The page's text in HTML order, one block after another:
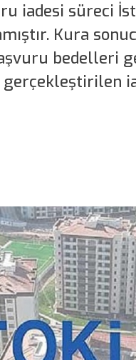
iadesi süreci
Kura
bedelleri
gerçekleştirilen